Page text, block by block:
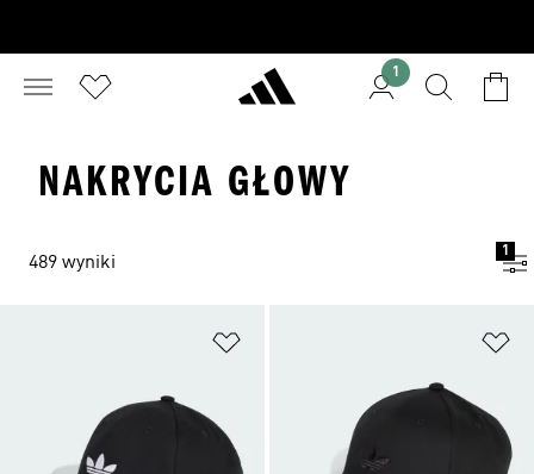
1
NAKRYCIA GŁOWY
489 wyniki
1